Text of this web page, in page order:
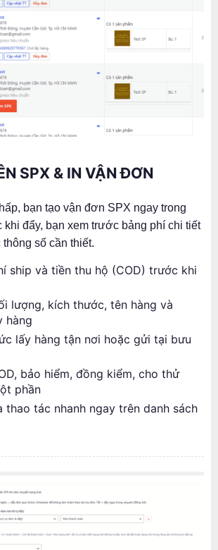
SPX & IN VẬN ĐƠN
bạn tạo vận đơn SPX ngay trong
đẩy, bạn xem trước bảng phí chi tiết
số cần thiết.
ship và tiền thu hộ (COD) trước khi
lượng, kích thước, tên hàng và
hàng
lấy hàng tận nơi hoặc gửi tại bưu
bảo hiểm, đồng kiểm, cho thử
phần
thao tác nhanh ngay trên danh sách